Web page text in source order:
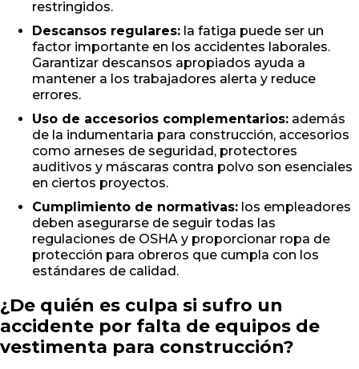
restringidos.
Descansos regulares: la fatiga puede ser un
factor importante en los accidentes laborales.
Garantizar descansos apropiados ayuda a
mantener a los trabajadores alerta y reduce
errores.
Uso de accesorios complementarios: además
de la indumentaria para construcción, accesorios
como arneses de seguridad, protectores
auditivos y máscaras contra polvo son esenciales
en ciertos proyectos.
Cumplimiento de normativas: los empleadores
deben asegurarse de seguir todas las
regulaciones de OSHA y proporcionar ropa de
protección para obreros que cumpla con los
estándares de calidad.
¿De quién es culpa si sufro un
accidente por falta de equipos de
vestimenta para construcción?